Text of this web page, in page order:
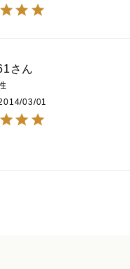
03/01